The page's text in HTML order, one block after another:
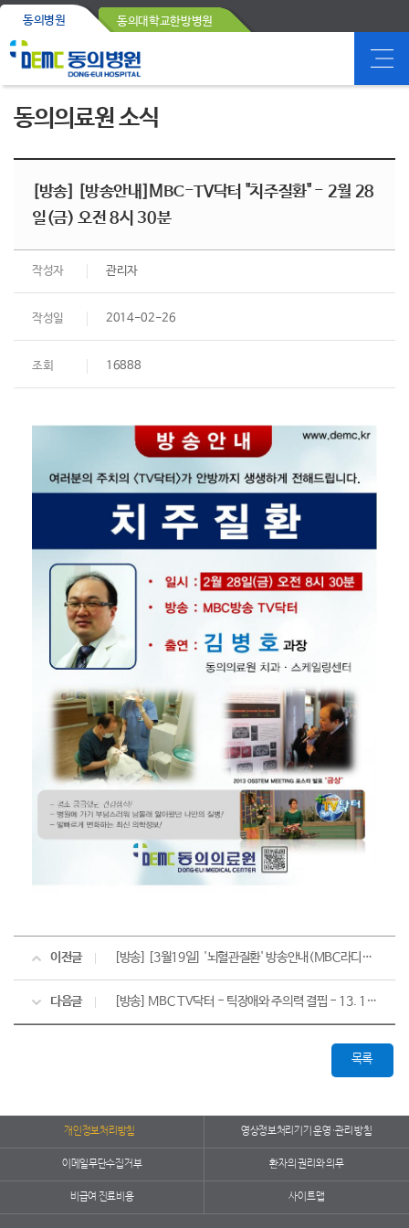
동의병원 동의대학교한방병원
동의의료원 소식
[방송] [방송안내]MBC-TV닥터 "치주질환" - 2월 28
일(금) 오전 8시 30분
작성자 관리자
작성일 2014-02-26
조회 16888
이전글 [방송] [3월19일] '뇌혈관질환' 방송안내(MBC라디오)
다음글 [방송] MBC TV닥터 - 틱장애와 주의력 결핍 - 13. 12. 27(금)
목록
개인정보처리방침 영상정보처리기기 운영·관리 방침
이메일무단수집거부 환자의 권리와 의무
비급여 진료비용 사이트맵